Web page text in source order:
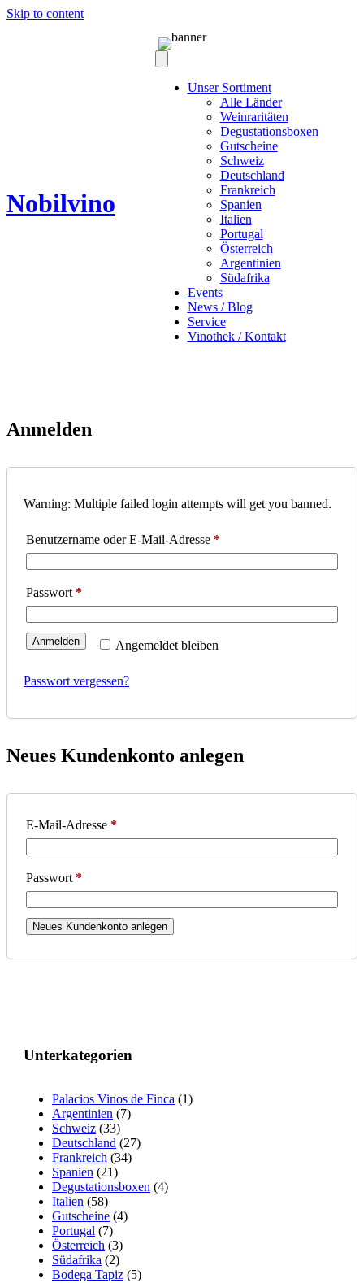
Skip to content
Nobilvino
Unser Sortiment
Alle Länder
Weinraritäten
Degustationsboxen
Gutscheine
Schweiz
Deutschland
Frankreich
Spanien
Italien
Portugal
Österreich
Argentinien
Südafrika
Events
News / Blog
Service
Vinothek / Kontakt
Anmelden
Warning: Multiple failed login attempts will get you banned.
Benutzername oder E-Mail-Adresse *Erforderlich
Passwort *Erforderlich
Angemeldet bleiben
Anmelden
Passwort vergessen?
Neues Kundenkonto anlegen
E-Mail-Adresse *Erforderlich
Passwort *Erforderlich
Neues Kundenkonto anlegen
Unterkategorien
Palacios Vinos de Finca (1)
Argentinien (7)
Schweiz (33)
Deutschland (27)
Frankreich (34)
Spanien (21)
Degustationsboxen (4)
Italien (58)
Gutscheine (4)
Portugal (7)
Österreich (3)
Südafrika (2)
Bodega Tapiz (5)